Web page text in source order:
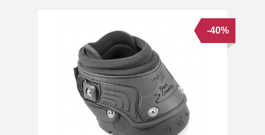
-40%